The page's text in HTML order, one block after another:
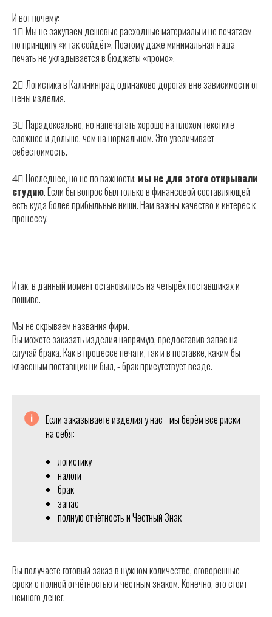
И вот почему:
1⃣ Мы не закупаем дешёвые расходные материалы и не печатаем
по принципу «и так сойдёт». Поэтому даже минимальная наша
печать не укладывается в бюджеты «промо».
2⃣ Логистика в Калининград одинаково дорогая вне зависимости от
цены изделия.
3⃣ Парадоксально, но напечатать хорошо на плохом текстиле -
сложнее и дольше, чем на нормальном. Это увеличивает
себестоимость.
4⃣ Последнее, но не по важности: мы не для этого открывали
студию. Если бы вопрос был только в финансовой составляющей –
есть куда более прибыльные ниши. Нам важны качество и интерес к
процессу.
Итак, в данный момент остановились на четырёх поставщиках и
пошиве.
Мы не скрываем названия фирм.
Вы можете заказать изделия напрямую, предоставив запас на
случай брака. Как в процессе печати, так и в поставке, каким бы
классным поставщик ни был, - брак присутствует везде.
Если заказываете изделия у нас - мы берём все риски
на себя:
логистику
налоги
брак
запас
полную отчётность и Честный Знак
Вы получаете готовый заказ в нужном количестве, оговоренные
сроки с полной отчётностью и честным знаком. Конечно, это стоит
немного денег.